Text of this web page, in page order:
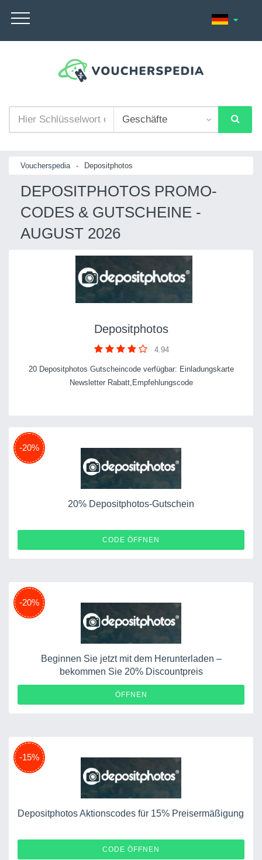
Voucherspedia - Depositphotos
DEPOSITPHOTOS PROMO-
CODES & GUTSCHEINE -
AUGUST 2026
Depositphotos
4.94
20 Depositphotos Gutscheincode verfügbar: Einladungskarte
Newsletter Rabatt,Empfehlungscode
-20%
20% Depositphotos-Gutschein
CODE ÖFFNEN
-20%
Beginnen Sie jetzt mit dem Herunterladen –
bekommen Sie 20% Discountpreis
ÖFFNEN
-15%
Depositphotos Aktionscodes für 15% Preisermäßigung
CODE ÖFFNEN